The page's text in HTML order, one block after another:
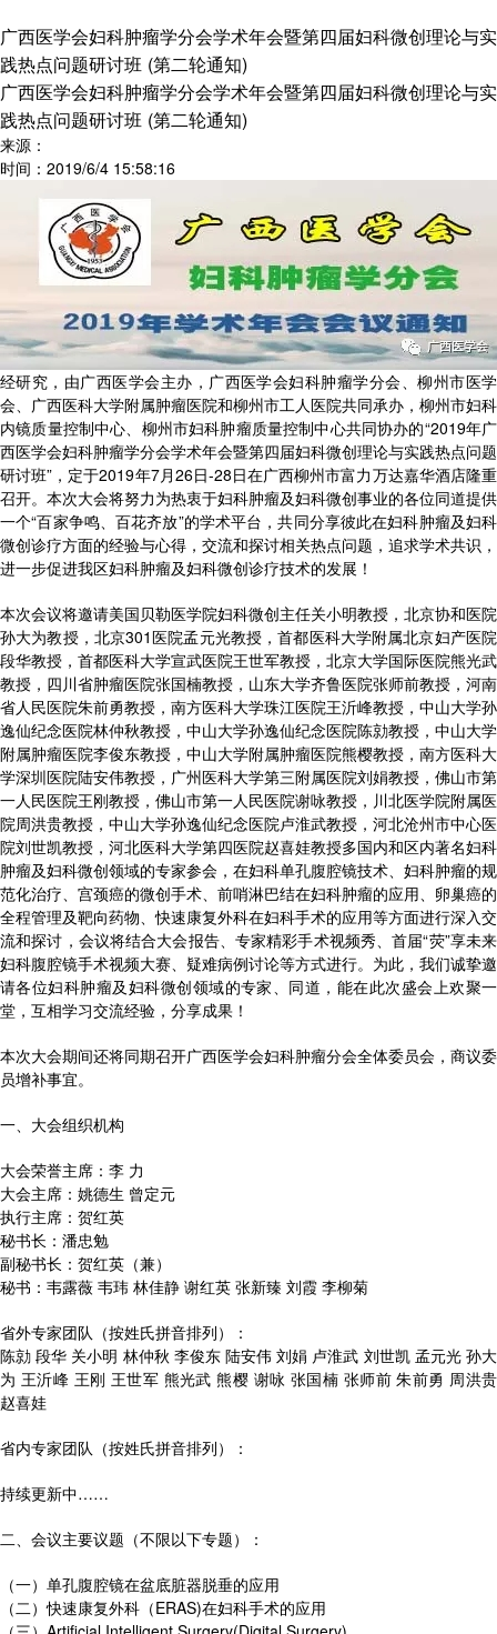
广西医学会妇科肿瘤学分会学术年会暨第四届妇科微创理论与实
践热点问题研讨班 (第二轮通知)
广西医学会妇科肿瘤学分会学术年会暨第四届妇科微创理论与实
践热点问题研讨班 (第二轮通知)
来源：
时间：2019/6/4 15:58:16
经研究，由广西医学会主办，广西医学会妇科肿瘤学分会、柳州市医学
会、广西医科大学附属肿瘤医院和柳州市工人医院共同承办，柳州市妇科
内镜质量控制中心、柳州市妇科肿瘤质量控制中心共同协办的“2019年广
西医学会妇科肿瘤学分会学术年会暨第四届妇科微创理论与实践热点问题
研讨班”，定于2019年7月26日-28日在广西柳州市富力万达嘉华酒店隆重
召开。本次大会将努力为热衷于妇科肿瘤及妇科微创事业的各位同道提供
一个“百家争鸣、百花齐放”的学术平台，共同分享彼此在妇科肿瘤及妇科
微创诊疗方面的经验与心得，交流和探讨相关热点问题，追求学术共识，
进一步促进我区妇科肿瘤及妇科微创诊疗技术的发展！
本次会议将邀请美国贝勒医学院妇科微创主任关小明教授，北京协和医院
孙大为教授，北京301医院孟元光教授，首都医科大学附属北京妇产医院
段华教授，首都医科大学宣武医院王世军教授，北京大学国际医院熊光武
教授，四川省肿瘤医院张国楠教授，山东大学齐鲁医院张师前教授，河南
省人民医院朱前勇教授，南方医科大学珠江医院王沂峰教授，中山大学孙
逸仙纪念医院林仲秋教授，中山大学孙逸仙纪念医院陈勍教授，中山大学
附属肿瘤医院李俊东教授，中山大学附属肿瘤医院熊樱教授，南方医科大
学深圳医院陆安伟教授，广州医科大学第三附属医院刘娟教授，佛山市第
一人民医院王刚教授，佛山市第一人民医院谢咏教授，川北医学院附属医
院周洪贵教授，中山大学孙逸仙纪念医院卢淮武教授，河北沧州市中心医
院刘世凯教授，河北医科大学第四医院赵喜娃教授多国内和区内著名妇科
肿瘤及妇科微创领域的专家参会，在妇科单孔腹腔镜技术、妇科肿瘤的规
范化治疗、宫颈癌的微创手术、前哨淋巴结在妇科肿瘤的应用、卵巢癌的
全程管理及靶向药物、快速康复外科在妇科手术的应用等方面进行深入交
流和探讨，会议将结合大会报告、专家精彩手术视频秀、首届“荧”享未来
妇科腹腔镜手术视频大赛、疑难病例讨论等方式进行。为此，我们诚挚邀
请各位妇科肿瘤及妇科微创领域的专家、同道，能在此次盛会上欢聚一
堂，互相学习交流经验，分享成果！
本次大会期间还将同期召开广西医学会妇科肿瘤分会全体委员会，商议委
员增补事宜。
一、大会组织机构
大会荣誉主席：李 力
大会主席：姚德生 曾定元
执行主席：贺红英
秘书长：潘忠勉
副秘书长：贺红英（兼）
秘书：韦露薇 韦玮 林佳静 谢红英 张新臻 刘霞 李柳菊
省外专家团队（按姓氏拼音排列）：
陈勍 段华 关小明 林仲秋 李俊东 陆安伟 刘娟 卢淮武 刘世凯 孟元光 孙大
为 王沂峰 王刚 王世军 熊光武 熊樱 谢咏 张国楠 张师前 朱前勇 周洪贵
赵喜娃
省内专家团队（按姓氏拼音排列）：
持续更新中……
二、会议主要议题（不限以下专题）：
（一）单孔腹腔镜在盆底脏器脱垂的应用
（二）快速康复外科（ERAS)在妇科手术的应用